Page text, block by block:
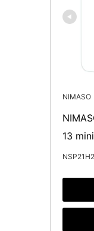
NIMASO
13 mini